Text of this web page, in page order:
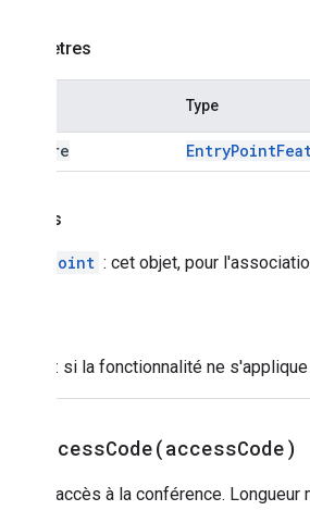
Paramètres
Type
feature EntryPoint
Renvois
EntryPoint : cet objet, pour
: si la fonctionnalité ne
setAccessCode(accessCode)
Code d'accès à la conférence.